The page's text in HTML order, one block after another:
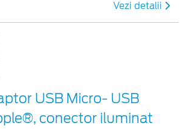
Vezi detalii
USB Micro- USB
conector iluminat